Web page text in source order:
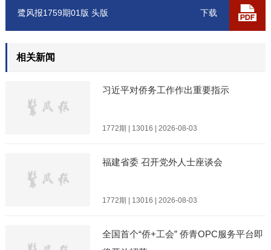
下载
鹭风报1759期01版 头版
相关新闻
习近平对侨务工作作出重要指示
1772期 | 13016 | 2026-08-03
福建省委 召开党外人士座谈会
1772期 | 13016 | 2026-08-03
全国首个“侨+工会” 侨青OPC服务平台即